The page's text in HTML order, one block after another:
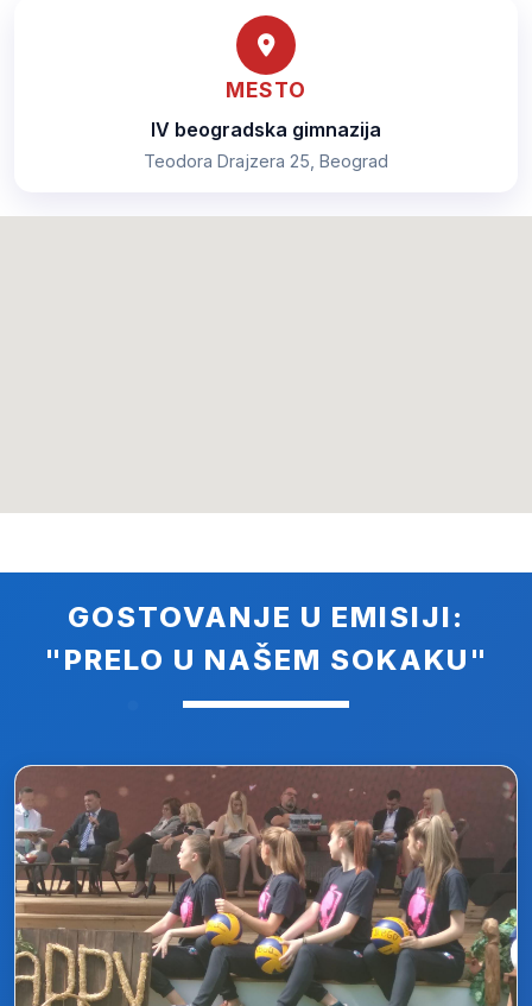
MESTO
IV beogradska gimnazija
Teodora Drajzera 25, Beograd
GOSTOVANJE U EMISIJI:
"PRELO U NAŠEM SOKAKU"